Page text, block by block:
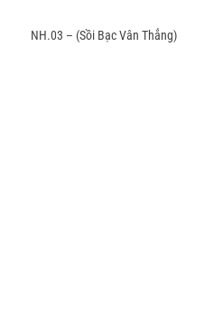
NH.03 – (Sồi Bạc Vân Thẳng)